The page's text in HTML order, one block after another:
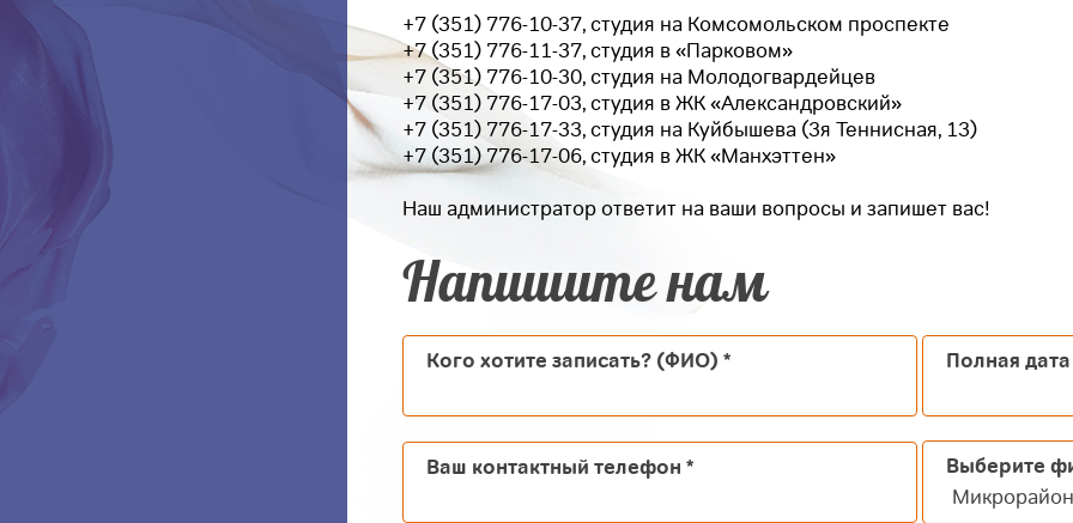
+7 (351) 776-10-37, студия на Комсомольском проспекте
+7 (351) 776-11-37, студия в «Парковом»
+7 (351) 776-10-30, студия на Молодогвардейцев
+7 (351) 776-17-03, студия в ЖК «Александровский»
+7 (351) 776-17-33, студия на Куйбышева (3я Теннисная, 13)
+7 (351) 776-17-06, студия в ЖК «Манхэттен»
Наш администратор ответит на ваши вопросы и запишет вас!
Напишите нам
Кого хотите записать? (ФИО) * Полная
Ваш контактный телефон * Выберите